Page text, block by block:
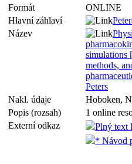
Formát
ONLINE
Hlavní záhlaví
Název
simulations
methods,
Peters
Nakl. údaje
Hoboken,
Popis (rozsah)
1 online
Externí odkaz
Plný text
* Návod